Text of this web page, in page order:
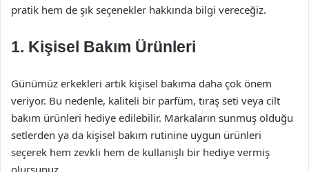
pratik hem de şık seçenekler hakkında bilgi vereceğiz.
1. Kişisel Bakım Ürünleri
Günümüz erkekleri artık kişisel bakıma daha çok önem
veriyor. Bu nedenle, kaliteli bir parfüm, tıraş seti veya cilt
bakım ürünleri hediye edilebilir. Markaların sunmuş olduğu
setlerden ya da kişisel bakım rutinine uygun ürünleri
seçerek hem zevkli hem de kullanışlı bir hediye vermiş
olursunuz.